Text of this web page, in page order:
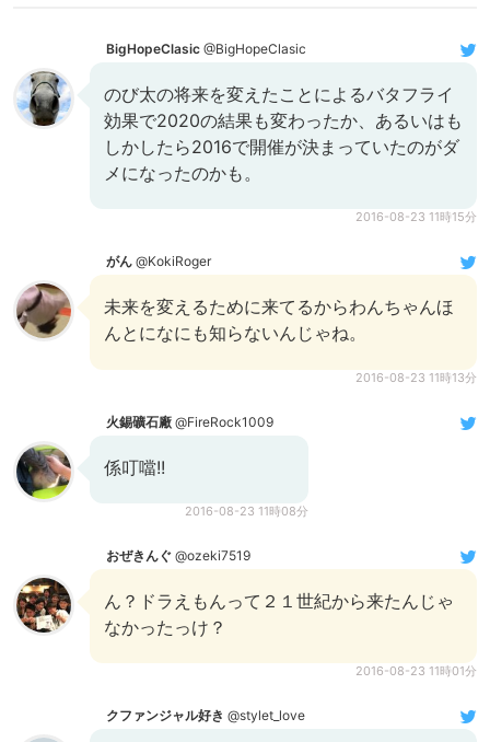
BigHopeClasic @BigHopeClasic
のび太の将来を変えたことによるバタフライ
効果で2020の結果も変わったか、あるいはも
しかしたら2016で開催が決まっていたのがダ
メになったのかも。
2016-08-23 11時15分
がん @KokiRoger
未来を変えるために来てるからわんちゃんほ
んとになにも知らないんじゃね。
2016-08-23 11時13分
火錫礦石廠 @FireRock1009
係叮噹!!
2016-08-23 11時08分
おぜきんぐ @ozeki7519
ん？ドラえもんって２１世紀から来たんじゃ
なかったっけ？
2016-08-23 11時01分
クファンジャル好き @stylet_love